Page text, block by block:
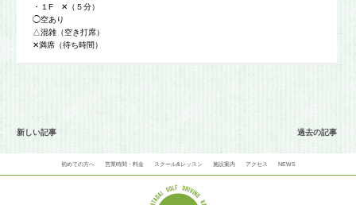
・１F ✕（５分）
◯空あり
△混雑（空き打席）
✕満席（待ち時間）
新しい記事 過去の記事
初めての方へ 営業時間・料金 スクール&レッスン 施設案内 アクセス NEWS